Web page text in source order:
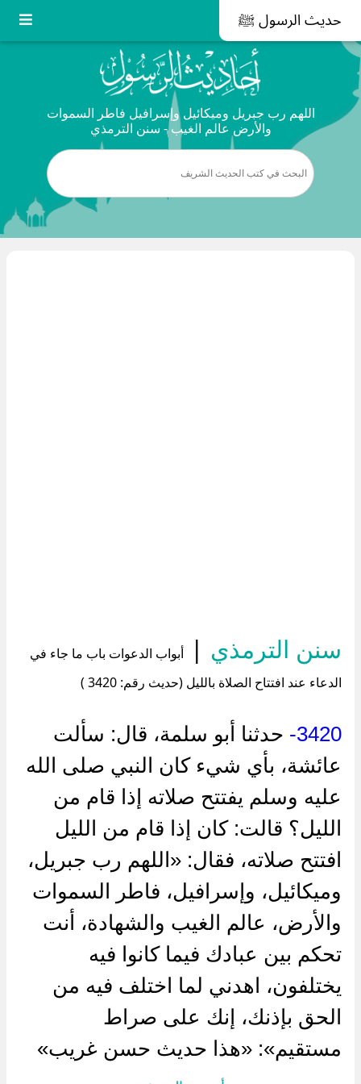
حديث الرسول ﷺ
اللهم رب جبريل وميكائيل وإسرافيل فاطر السموات
والأرض عالم الغيب - سنن الترمذي
سنن الترمذي |
أبواب الدعوات باب ما جاء في
الدعاء عند افتتاح الصلاة بالليل (حديث رقم: 3420 )
3420- حدثنا أبو سلمة، قال: سألت
عائشة، بأي شيء كان النبي صلى الله
عليه وسلم يفتتح صلاته إذا قام من
الليل؟ قالت: كان إذا قام من الليل
افتتح صلاته، فقال: «اللهم رب جبريل،
وميكائيل، وإسرافيل، فاطر السموات
والأرض، عالم الغيب والشهادة، أنت
تحكم بين عبادك فيما كانوا فيه
يختلفون، اهدني لما اختلف فيه من
الحق بإذنك، إنك على صراط
مستقيم»: «هذا حديث حسن غريب»